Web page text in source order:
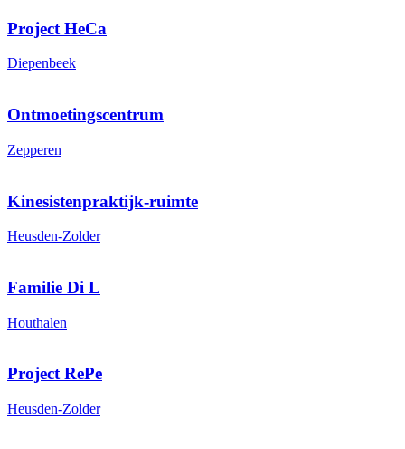
Project HeCa
Diepenbeek
Ontmoetingscentrum
Zepperen
Kinesistenpraktijk-ruimte
Heusden-Zolder
Familie Di L
Houthalen
Project RePe
Heusden-Zolder